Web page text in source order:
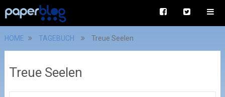
HOME TAGEBUCH Treue Seelen
Treue Seelen